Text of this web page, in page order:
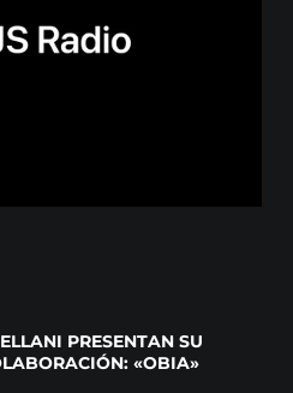
PRESENTAN SU
«OBIA»